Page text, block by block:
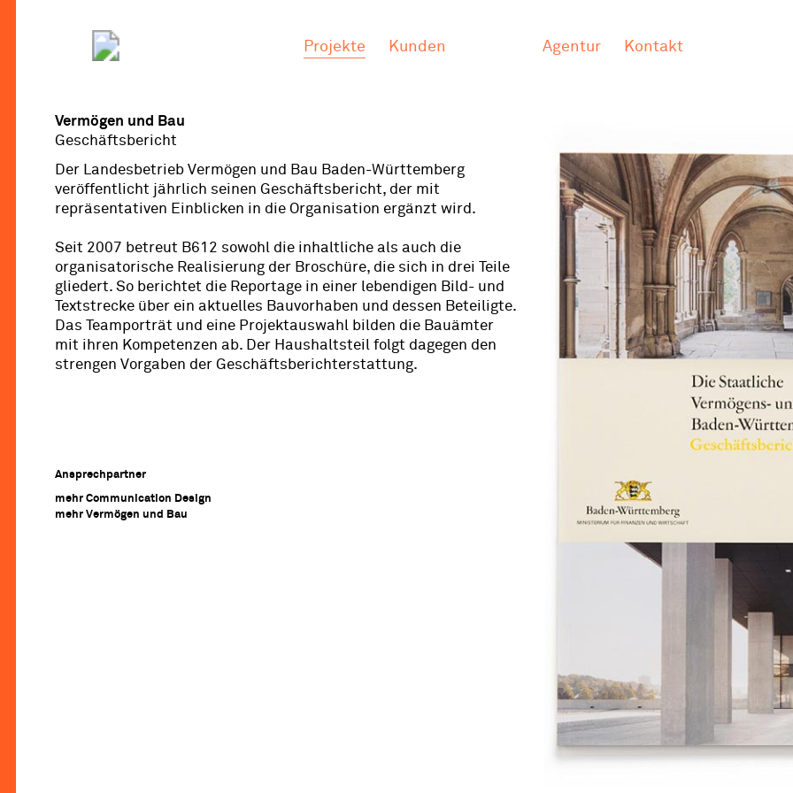
Projekte Kunden Agentur Kontakt
Vermögen und Bau
Geschäftsbericht
Der Landesbetrieb Vermögen und Bau Baden-Württemberg
veröffentlicht jährlich seinen Geschäftsbericht, der mit
repräsentativen Einblicken in die Organisation ergänzt wird.
Seit 2007 betreut B612 sowohl die inhaltliche als auch die
organisatorische Realisierung der Broschüre, die sich in drei Teile
gliedert. So berichtet die Reportage in einer lebendigen Bild- und
Textstrecke über ein aktuelles Bauvorhaben und dessen Beteiligte.
Das Teamporträt und eine Projektauswahl bilden die Bauämter
mit ihren Kompetenzen ab. Der Haushaltsteil folgt dagegen den
strengen Vorgaben der Geschäftsberichterstattung.
Ansprechpartner
mehr Communication Design
mehr Vermögen und Bau